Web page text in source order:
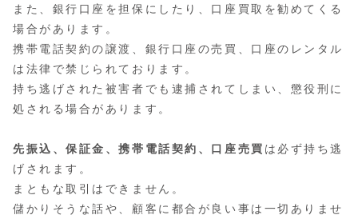
また、銀行口座を担保にしたり、口座買取を勧めてくる
場合があります。
携帯電話契約の譲渡、銀行口座の売買、口座のレンタル
は法律で禁じられております。
持ち逃げされた被害者でも逮捕されてしまい、懲役刑に
処される場合があります。
先振込、保証金、携帯電話契約、口座売買 は必ず持ち逃
げされます。
まともな取引はできません。
儲かりそうな話や、顧客に都合が良い事は一切ありませ